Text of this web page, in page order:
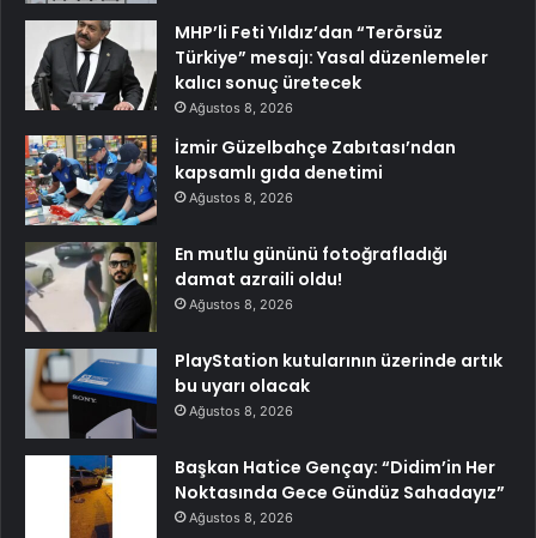
MHP’li Feti Yıldız’dan “Terörsüz
Türkiye” mesajı: Yasal düzenlemeler
kalıcı sonuç üretecek
Ağustos 8, 2026
İzmir Güzelbahçe Zabıtası’ndan
kapsamlı gıda denetimi
Ağustos 8, 2026
En mutlu gününü fotoğrafladığı
damat azraili oldu!
Ağustos 8, 2026
PlayStation kutularının üzerinde artık
bu uyarı olacak
Ağustos 8, 2026
Başkan Hatice Gençay: “Didim’in Her
Noktasında Gece Gündüz Sahadayız”
Ağustos 8, 2026